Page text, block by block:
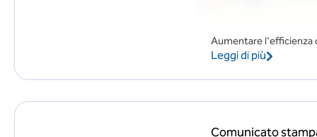
Aumentare l'efficienza
Leggi di più
Comunicato